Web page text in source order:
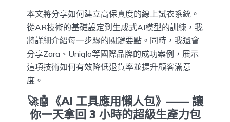
本文將分享如何建立高保真度的線上試衣系統。
從AR技術的基礎設定到生成式AI模型的訓練，我
將詳細介紹每一步驟的關鍵要點。同時，我還會
分享Zara、Uniqlo等國際品牌的成功案例，展示
這項技術如何有效降低退貨率並提升顧客滿意
度。
🚀🤖《AI 工具應用懶人包》—— 讓
你一天拿回 3 小時的超級生產力包